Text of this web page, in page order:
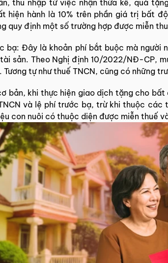
thu nhập từ việc nhận thừa kế, quà
hiện hành là 10% trên phần giá trị bất
quy định một số trường hợp được miễn
bạ: Đây là khoản phí bắt buộc mà người
tài sản. Theo Nghị định 10/2022/NĐ-CP,
Tương tự như thuế TNCN, cũng có những
bản, khi thực hiện giao dịch tặng cho
và lệ phí trước bạ, trừ khi thuộc các
con nuôi có thuộc diện được miễn thuế